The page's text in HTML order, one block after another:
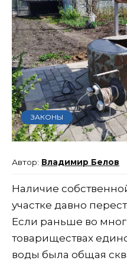
ЗАКОНЫ
Владимир Белов
Наличие
участке давно
Если раньше во
товариществах
воды была общая